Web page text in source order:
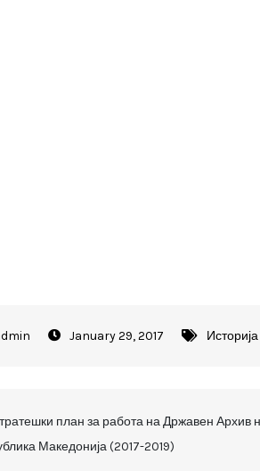
January 29, 2017 Историја
план за работа на Државен Архив
Македонија (2017-2019)